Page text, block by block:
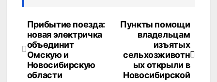
Навигация
по
записям
Пункты помощи
владельцам
изъятых
сельхозживотн
ых открыли в
Новосибирской
Прибытие поезда:
новая электричка
объединит
Омскую и
Новосибирскую
области